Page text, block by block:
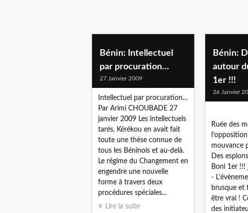
Bénin: Intellectuel
par procuration…
27 Janvier 2009
Intellectuel par procuration…
Par Arimi CHOUBADE 27
janvier 2009 Les intellectuels
tarés, Kérékou en avait fait
toute une thèse connue de
tous les Béninois et au-delà.
Le régime du Changement en
engendre une nouvelle
forme à travers deux
procédures spéciales...
Lire la suite
Bénin:
autour
1er !!!
26 Janvier
Ruée des
mouvance
Des
Boni 1er !!!
-
brusque et
être vrai !
des